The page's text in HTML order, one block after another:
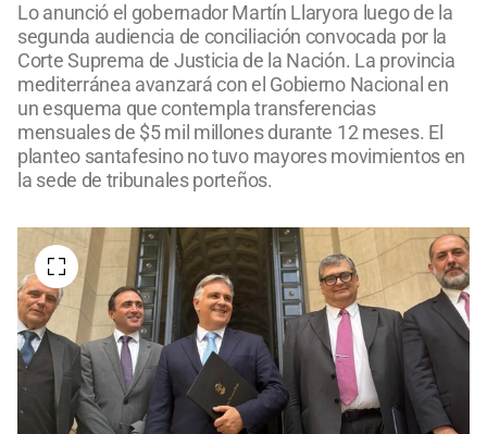
Lo anunció el gobernador Martín Llaryora luego de la
segunda audiencia de conciliación convocada por la
Corte Suprema de Justicia de la Nación. La provincia
mediterránea avanzará con el Gobierno Nacional en
un esquema que contempla transferencias
mensuales de $5 mil millones durante 12 meses. El
planteo santafesino no tuvo mayores movimientos en
la sede de tribunales porteños.